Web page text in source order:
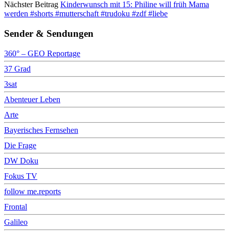
Nächster Beitrag Kinderwunsch mit 15: Philine will früh Mama
werden #shorts #mutterschaft #trudoku #zdf #liebe
Sender & Sendungen
360° – GEO Reportage
37 Grad
3sat
Abenteuer Leben
Arte
Bayerisches Fernsehen
Die Frage
DW Doku
Fokus TV
follow me.reports
Frontal
Galileo